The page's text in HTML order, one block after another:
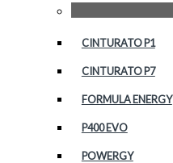
CINTURATO P1
CINTURATO P7
FORMULA ENERGY
P400 EVO
POWERGY